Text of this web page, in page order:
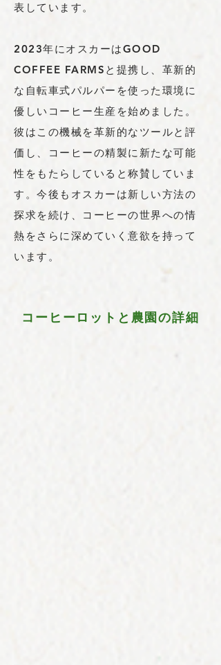
表しています。
2023年にオスカーはGOOD
COFFEE FARMSと提携し、革新的
な自転車式パルパーを使った環境に
優しいコーヒー生産を始めました。
彼はこの機械を革新的なツールと評
価し、コーヒーの精製に新たな可能
性をもたらしていると称賛していま
す。今後もオスカーは新しい方法の
探求を続け、コーヒーの世界への情
熱をさらに深めていく意欲を持って
います。
コーヒーロットと農園の詳細